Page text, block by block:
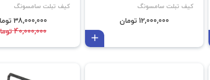
کیف تبلت سامسونگ
12,000,000 تومان
کیف تبلت سامسونگ
38,000,000 تومان
40,000,000 تومان